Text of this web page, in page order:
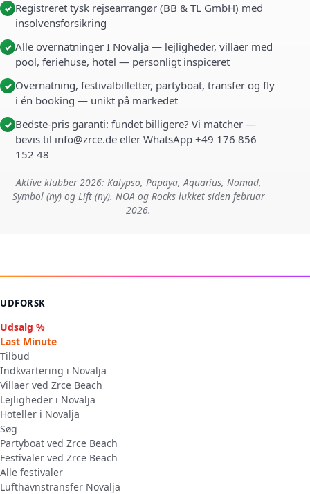
✓ Registreret tysk rejsearrangør (BB & TL GmbH) med
insolvensforsikring
✓ Alle overnatninger I Novalja — lejligheder, villaer med
pool, feriehuse, hotel — personligt inspiceret
✓ Overnatning, festivalbilletter, partyboat, transfer og fly
i én booking — unikt på markedet
✓ Bedste-pris garanti: fundet billigere? Vi matcher —
bevis til info@zrce.de eller WhatsApp +49 176 856
152 48
Aktive klubber 2026: Kalypso, Papaya, Aquarius, Nomad,
Symbol (ny) og Lift (ny). NOA og Rocks lukket siden februar
2026.
UDFORSK
Udsalg %
Last Minute
Tilbud
Indkvartering i Novalja
Villaer ved Zrce Beach
Lejligheder i Novalja
Hoteller i Novalja
Søg
Partyboat ved Zrce Beach
Festivaler ved Zrce Beach
Alle festivaler
Lufthavnstransfer Novalja